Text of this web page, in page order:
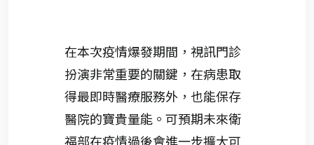
在本次疫情爆發期間，視訊門診
扮演非常重要的關鍵，在病患取
得最即時醫療服務外，也能保存
醫院的寶貴量能。可預期未來衛
福部在疫情過後會進一步擴大可